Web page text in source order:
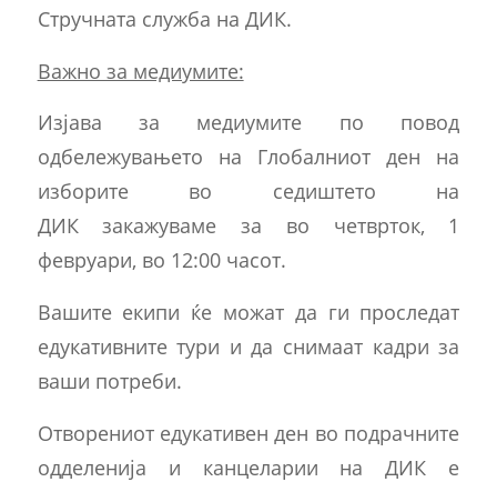
Стручната служба на ДИК.
Важно за медиумите:
Изјава за медиумите по повод
одбележувањето на Глобалниот ден на
изборите во седиштето на
ДИК закажуваме за во четврток, 1
февруари, во 12:00 часот.
Вашите екипи ќе можат да ги проследат
едукативните тури и да снимаат кадри за
ваши потреби.
Отворениот едукативен ден во подрачните
одделенија и канцеларии на ДИК е